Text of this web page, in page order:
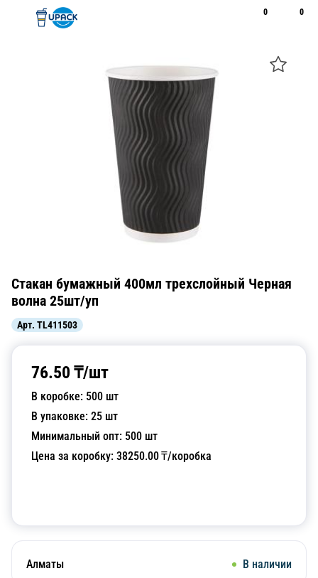
0 0
Стакан бумажный 400мл трехслойный Черная
волна 25шт/уп
Арт. TL411503
76.50 ₸/шт
В коробке: 500 шт
В упаковке: 25 шт
Минимальный опт: 500 шт
Цена за коробку: 38250.00₸/коробка
Алматы В наличии